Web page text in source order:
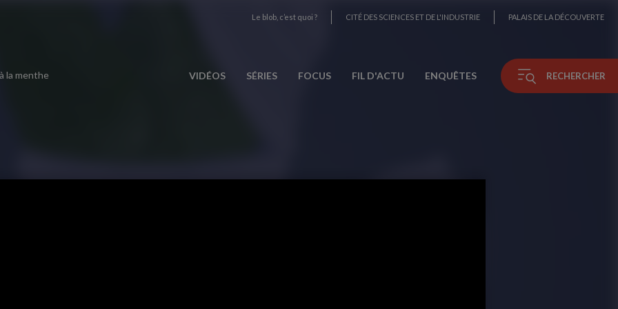
Le blob, c’est quoi ? CITÉ DES SCIENCES ET DE L'INDUSTRIE PALAIS DE LA DÉCOUVERTE
VIDÉOS SÉRIES FOCUS FIL D'ACTU ENQUÊTES RECHERCHER
la menthe